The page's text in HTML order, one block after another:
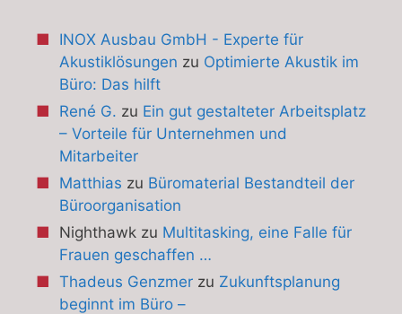
INOX Ausbau GmbH - Experte für
Akustiklösungen zu Optimierte Akustik im
Büro: Das hilft
René G. zu Ein gut gestalteter Arbeitsplatz
– Vorteile für Unternehmen und
Mitarbeiter
Matthias zu Büromaterial Bestandteil der
Büroorganisation
Nighthawkzu Multitasking, eine Falle für
Frauen geschaffen …
Thadeus Genzmerzu Zukunftsplanung
beginnt im Büro –